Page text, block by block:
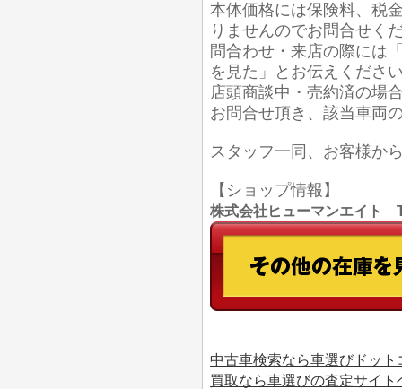
本体価格には保険料、税
りませんのでお問合せく
問合わせ・来店の際には
を見た」とお伝えくださ
店頭商談中・売約済の場
お問合せ頂き、該当車両
スタッフ一同、お客様か
【ショップ情報】
株式会社ヒューマンエイト
中古車検索なら車選びドット
買取なら車選びの査定サイト